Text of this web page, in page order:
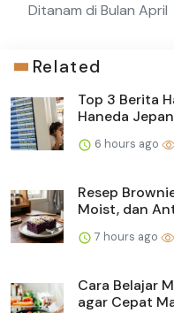
Ditanam di Bulan April
Related
Top 3 Berita
Haneda
6 hours ago
Resep
Moist, dan
7 hours ago
Cara Belajar
agar Cepat